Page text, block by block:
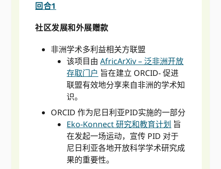
回合1
社区发展和外展赠款
非洲学术多利益相关方联盟
该项目由AfricArXiv – 泛非洲开放
存取门户 旨在建立 ORCID- 促进
联盟有效地分享来自非洲的学术知
识。
ORCID 作为尼日利亚PID实施的一部分
Eko-Konnect 研究和教育计划 旨
在发起一场运动，宣传 PID 对于
尼日利亚各地开放科学学术研究成
果的重要性。